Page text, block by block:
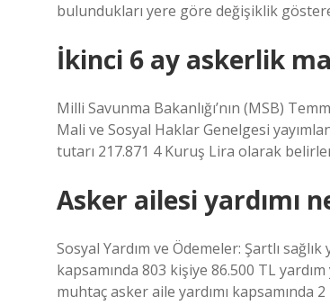
bulundukları yere göre değişiklik
İkinci 6 ay askerlik
Milli Savunma Bakanlığı’nın (MSB)
Mali ve Sosyal Haklar Genelgesi
tutarı 217.871 4 Kuruş Lira olarak
Asker ailesi yardımı
Sosyal Yardım ve Ödemeler: Şartlı
kapsamında 803 kişiye 86.500 TL
muhtaç asker aile yardımı kapsamında